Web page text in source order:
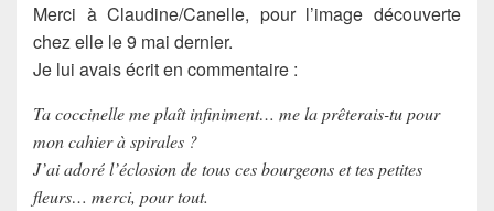
Merci à Claudine/Canelle, pour l’image découverte
chez elle le 9 mai dernier.
Je lui avais écrit en commentaire :
Ta coccinelle me plaît infiniment… me la prêterais-tu pour
mon cahier à spirales ?
J’ai adoré l’éclosion de tous ces bourgeons et tes petites
fleurs… merci, pour tout.